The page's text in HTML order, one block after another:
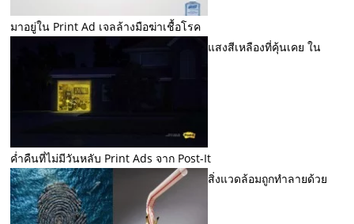
มาอยู่ใน Print Ad เจลล้างมือฆ่าเชื้อโรค
แสงสีเหลืองที่คุ้นเคย ใน
ค่ำคืนที่ไม่มีวันหลับ Print Ads จาก Post-It
สิ่งแวดล้อมถูกทำลายด้วย